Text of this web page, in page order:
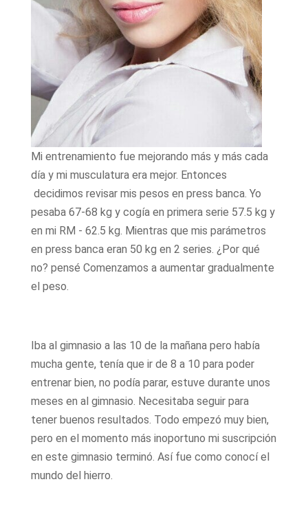
Mi entrenamiento fue mejorando más y más cada
día y mi musculatura era mejor. Entonces
decidimos revisar mis pesos en press banca. Yo
pesaba 67-68 kg y cogía en primera serie 57.5 kg y
en mi RM - 62.5 kg. Mientras que mis parámetros
en press banca eran 50 kg en 2 series. ¿Por qué
no? pensé Comenzamos a aumentar gradualmente
el peso.
Iba al gimnasio a las 10 de la mañana pero había
mucha gente, tenía que ir de 8 a 10 para poder
entrenar bien, no podía parar, estuve durante unos
meses en al gimnasio. Necesitaba seguir para
tener buenos resultados. Todo empezó muy bien,
pero en el momento más inoportuno mi suscripción
en este gimnasio terminó. Así fue como conocí el
mundo del hierro.